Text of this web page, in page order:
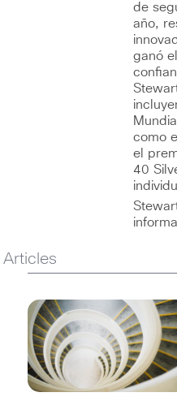
de
año,
ganó
como
el
40
Articles